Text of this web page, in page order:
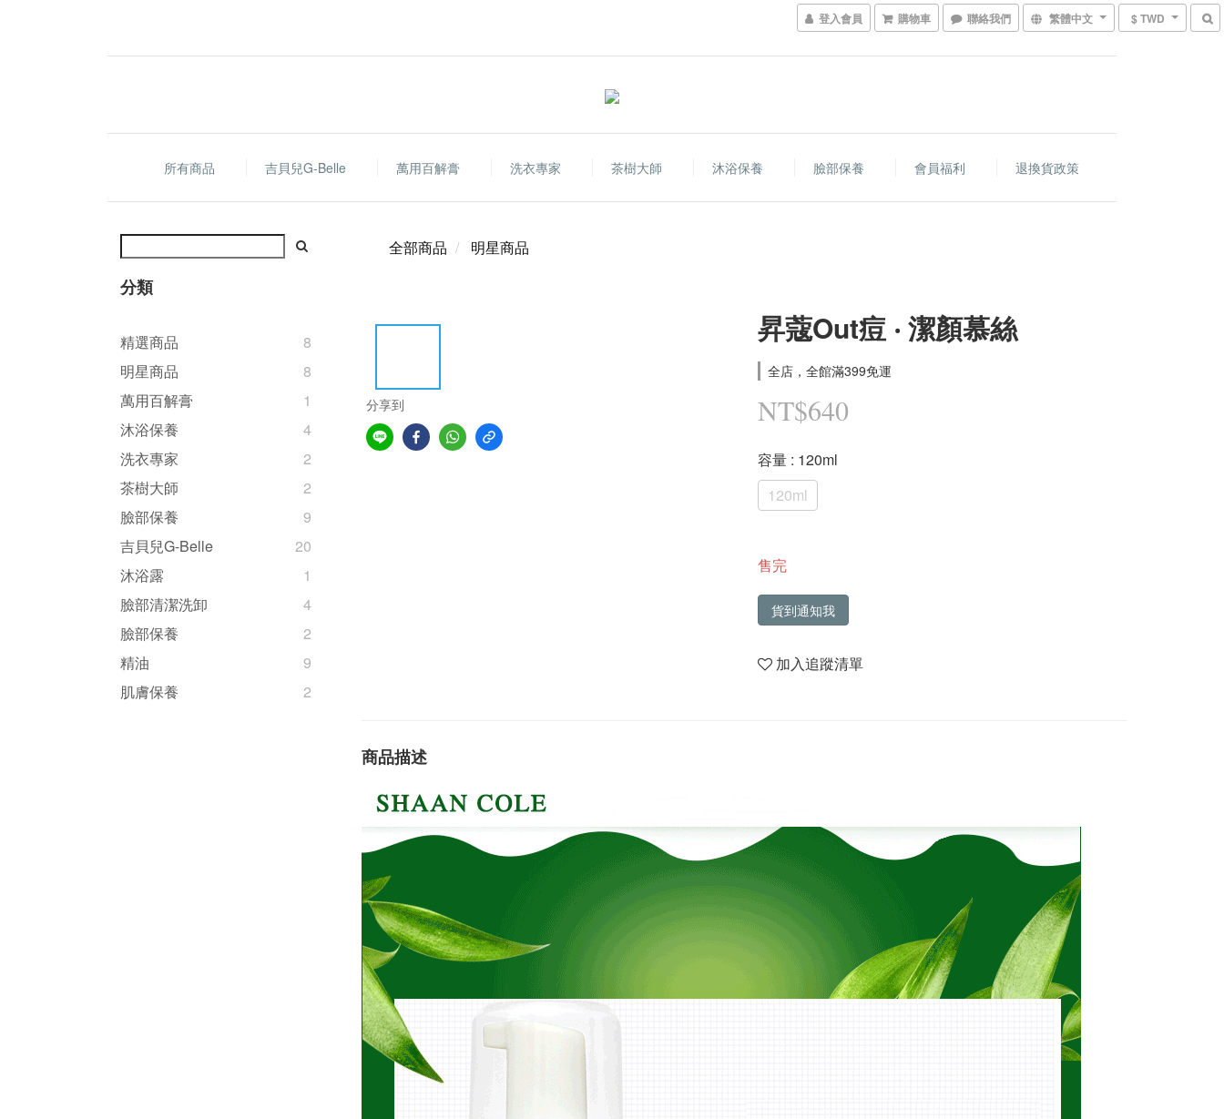
登入會員 購物車 聯絡我們 繁體中文 $ TWD
所有商品 吉貝兒G-Belle 萬用百解膏 洗衣專家 茶樹大師 沐浴保養 臉部保養 會員福利 退換貨政策
分類
精選商品
8
明星商品
8
萬用百解膏
1
沐浴保養
4
洗衣專家
2
茶樹大師
2
臉部保養
9
吉貝兒G-Belle
20
沐浴露
1
臉部清潔洗卸
4
臉部保養
2
精油
9
肌膚保養
2
全部商品 明星商品
分享到
昇蔻Out痘 ‧ 潔顏慕絲
全店，全館滿399免運
NT$640
容量 : 120ml
120ml
售完
貨到通知我
加入追蹤清單
商品描述